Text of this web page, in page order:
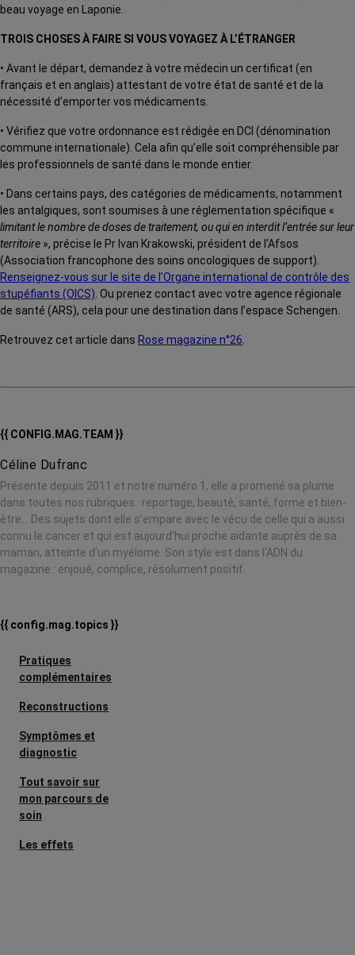
beau voyage en Laponie.
TROIS CHOSES À FAIRE SI VOUS VOYAGEZ À L’ÉTRANGER
• Avant le départ, demandez à votre médecin un certificat (en
français et en anglais) attestant de votre état de santé et de la
nécessité d’emporter vos médicaments.
• Vérifiez que votre ordonnance est rédigée en DCI (dénomination
commune internationale). Cela afin qu’elle soit compréhensible par
les professionnels de santé dans le monde entier.
• Dans certains pays, des catégories de médicaments, notamment
les antalgiques, sont soumises à une réglementation spécifique «
limitant le nombre de doses de traitement, ou qui en interdit l’entrée sur leur
territoire », précise le Pr Ivan Krakowski, président de l’Afsos
(Association francophone des soins oncologiques de support).
Renseignez-vous sur le site de l’Organe international de contrôle des
stupéfiants (OICS) . Ou prenez contact avec votre agence régionale
de santé (ARS), cela pour une destination dans l’espace Schengen.
Retrouvez cet article dans Rose magazine n°26
{{ CONFIG.MAG.TEAM }}
Céline Dufranc
Présente depuis 2011 et notre numéro 1, elle a promené sa plume
dans toutes nos rubriques : reportage, beauté, santé, forme et bien-
être… Des sujets dont elle s’empare avec le vécu de celle qui a aussi
connu le cancer et qui est aujourd’hui proche aidante auprès de sa
maman, atteinte d’un myélome. Son style est dans l’ADN du
magazine : enjoué, complice, résolument positif.
{{ config.mag.topics }}
Pratiques
complémentaires
Reconstructions
Symptômes et
diagnostic
Tout savoir sur
mon parcours de
soin
Les effets